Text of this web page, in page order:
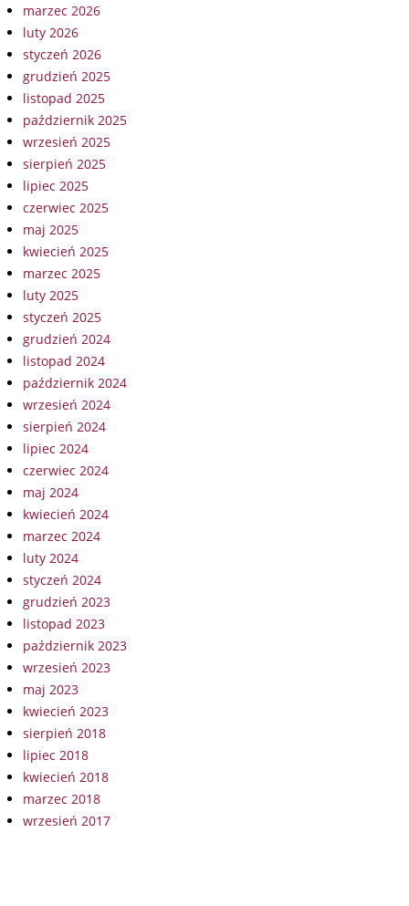
marzec 2026
luty 2026
styczeń 2026
grudzień 2025
listopad 2025
październik 2025
wrzesień 2025
sierpień 2025
lipiec 2025
czerwiec 2025
maj 2025
kwiecień 2025
marzec 2025
luty 2025
styczeń 2025
grudzień 2024
listopad 2024
październik 2024
wrzesień 2024
sierpień 2024
lipiec 2024
czerwiec 2024
maj 2024
kwiecień 2024
marzec 2024
luty 2024
styczeń 2024
grudzień 2023
listopad 2023
październik 2023
wrzesień 2023
maj 2023
kwiecień 2023
sierpień 2018
lipiec 2018
kwiecień 2018
marzec 2018
wrzesień 2017